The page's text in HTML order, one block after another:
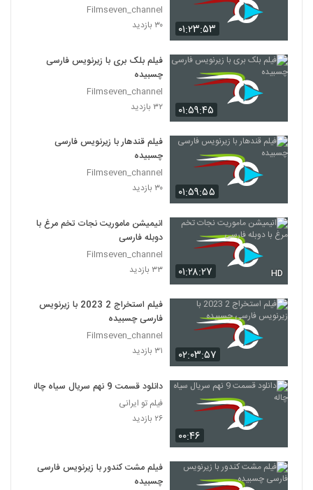
۰۱:۲۳:۵۳
Filmseven_channel
۳۰ بازدید
۰۱:۵۹:۴۵
فیلم بلک بری با زیرنویس فارسی
چسبیده
Filmseven_channel
۳۲ بازدید
۰۱:۵۹:۵۵
فیلم قندهار با زیرنویس فارسی
چسبیده
Filmseven_channel
۳۰ بازدید
۰۱:۲۸:۲۷ HD
انیمیشن ماموریت نجات تخم مرغ با
دوبله فارسی
Filmseven_channel
۳۳ بازدید
۰۲:۰۳:۵۷
فیلم استخراج 2 2023 با زیرنویس
فارسی چسبیده
Filmseven_channel
۳۱ بازدید
۰۰:۴۶
دانلود قسمت 9 نهم سریال سیاه چاله
فیلم تو ایرانی
۲۶ بازدید
فیلم مشت کندور با زیرنویس فارسی
چسبیده